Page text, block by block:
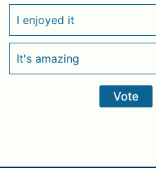
I enjoyed it
It's amazing